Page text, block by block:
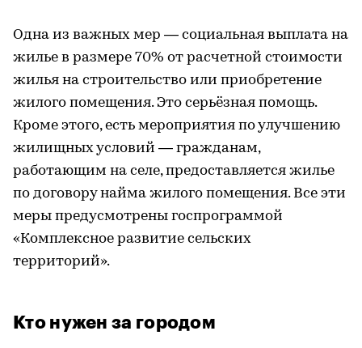
Одна из важных мер — социальная выплата на
жилье в размере 70% от расчетной стоимости
жилья на строительство или приобретение
жилого помещения. Это серьёзная помощь.
Кроме этого, есть мероприятия по улучшению
жилищных условий — гражданам,
работающим на селе, предоставляется жилье
по договору найма жилого помещения. Все эти
меры предусмотрены госпрограммой
«Комплексное развитие сельских
территорий».
Кто нужен за городом